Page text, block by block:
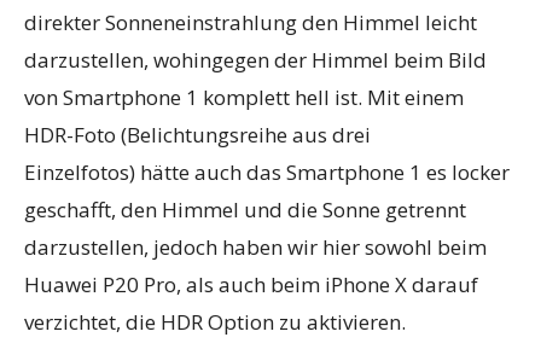
direkter Sonneneinstrahlung den Himmel leicht
darzustellen, wohingegen der Himmel beim Bild
von Smartphone 1 komplett hell ist. Mit einem
HDR-Foto (Belichtungsreihe aus drei
Einzelfotos) hätte auch das Smartphone 1 es locker
geschafft, den Himmel und die Sonne getrennt
darzustellen, jedoch haben wir hier sowohl beim
Huawei P20 Pro, als auch beim iPhone X darauf
verzichtet, die HDR Option zu aktivieren.